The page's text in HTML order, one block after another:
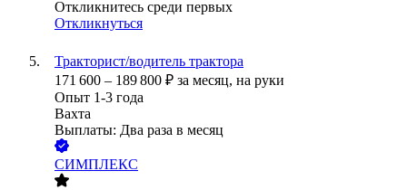
Откликнитесь среди первых
Откликнуться
Тракторист/водитель трактора
171 600 – 189 800 ₽ за месяц, на руки
Опыт 1-3 года
Вахта
Выплаты: Два раза в месяц
СИМПЛЕКС